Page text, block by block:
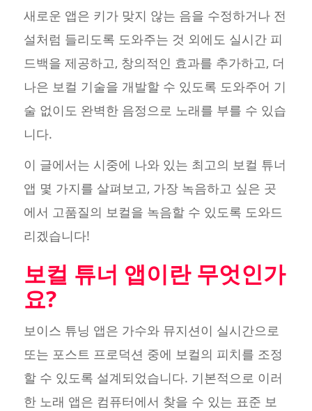
새로운 앱은 키가 맞지 않는 음을 수정하거나 전
설처럼 들리도록 도와주는 것 외에도 실시간 피
드백을 제공하고, 창의적인 효과를 추가하고, 더
나은 보컬 기술을 개발할 수 있도록 도와주어 기
술 없이도 완벽한 음정으로 노래를 부를 수 있습
니다.
이 글에서는 시중에 나와 있는 최고의 보컬 튜너
앱 몇 가지를 살펴보고, 가장 녹음하고 싶은 곳
에서 고품질의 보컬을 녹음할 수 있도록 도와드
리겠습니다!
보컬 튜너 앱이란 무엇인가
요?
보이스 튜닝 앱은 가수와 뮤지션이 실시간으로
또는 포스트 프로덕션 중에 보컬의 피치를 조정
할 수 있도록 설계되었습니다. 기본적으로 이러
한 노래 앱은 컴퓨터에서 찾을 수 있는 표준 보